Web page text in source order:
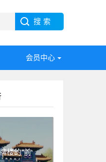
会员中心
楼的“前